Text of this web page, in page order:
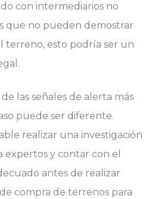
con intermediarios no
que no pueden demostrar
terreno, esto podría ser un
las señales de alerta más
puede ser diferente.
realizar una investigación
expertos y contar con el
antes de realizar
compra de terrenos para